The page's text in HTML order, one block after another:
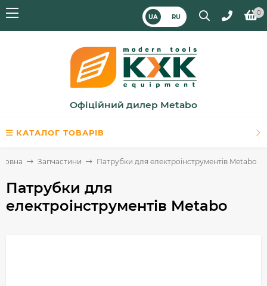
UA RU
0
Офіційний дилер Metabo
КАТАЛОГ ТОВАРІВ
Запчастини Патрубки для електроінструментів Metabo
Патрубки для
електроінструментів Metabo